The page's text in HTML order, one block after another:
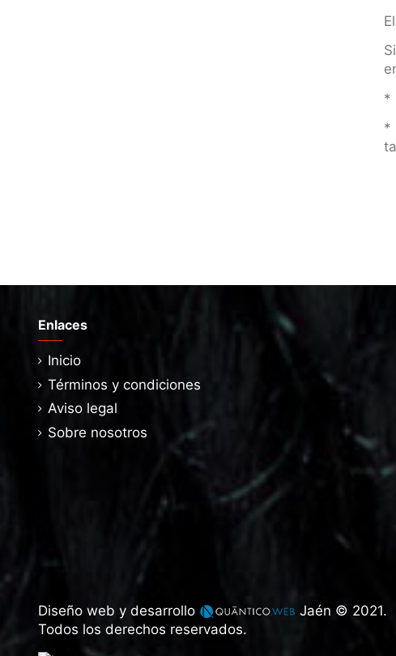
*
*
Enlaces
Inicio
Términos y condiciones
Aviso legal
Sobre nosotros
Diseño web y desarrollo
Jaén © 2021.
Todos los derechos reservados.